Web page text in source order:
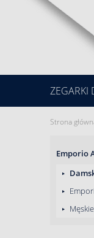
ZEGARKI
Strona
Emporio
Męskie